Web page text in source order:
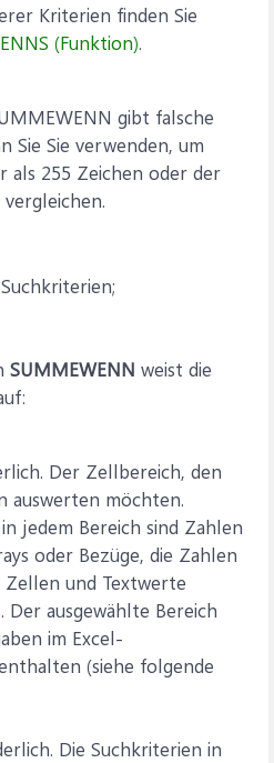
Kriterien finden Sie
(Funktion).
gibt falsche
Sie Sie verwenden, um
als 255 Zeichen oder der
vergleichen.
SUMMEWENN weist die
Der Zellbereich, den
auswerten möchten.
jedem Bereich sind Zahlen
oder Bezüge, die Zahlen
und Textwerte
ausgewählte Bereich
im Excel-
(siehe folgende
Die Suchkriterien in